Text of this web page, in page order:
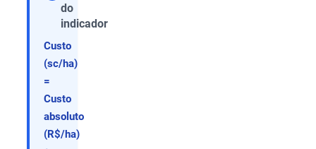
do
indicador
Custo
(sc/ha)
=
Custo
absoluto
(R$/ha)